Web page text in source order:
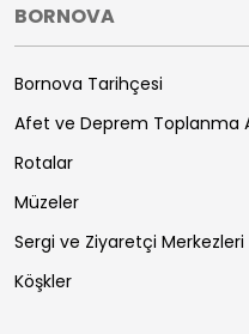
BORNOVA
Bornova Tarihçesi
Afet ve Deprem Toplanma
Rotalar
Müzeler
Sergi ve Ziyaretçi Merkezleri
Köşkler